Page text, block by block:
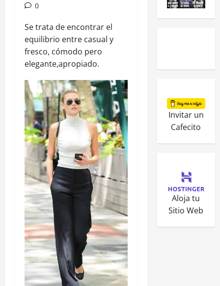
0
Se trata de encontrar el
equilibrio entre casual y
fresco, cómodo pero
elegante,apropiado.
Invitar un
Cafecito
Aloja tu
Sitio Web